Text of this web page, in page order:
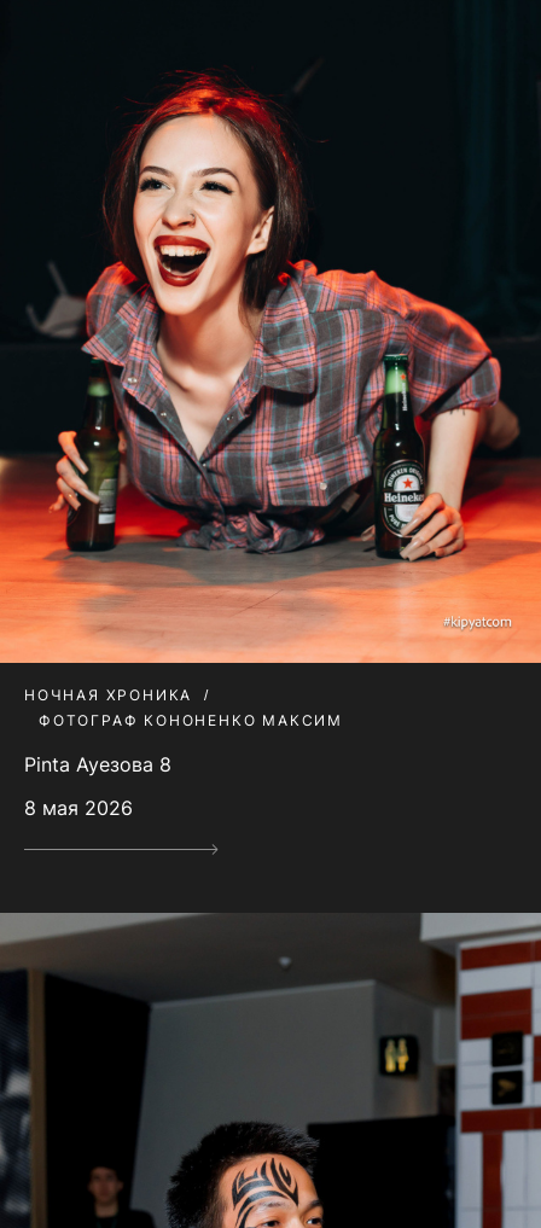
НОЧНАЯ ХРОНИКА
ФОТОГРАФ КОНОНЕНКО МАКСИМ
Pinta Ауезова 8
8 мая 2026